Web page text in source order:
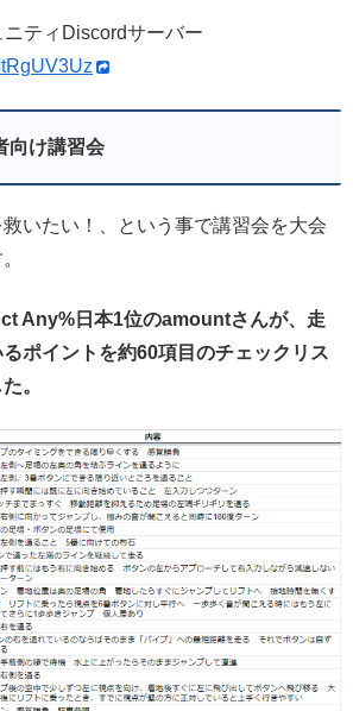
ティDiscordサーバー
向け講習会
いたい！、という事で講習会を大会
Any%日本1位のamountさんが、走
ポイントを約60項目のチェックリス
。